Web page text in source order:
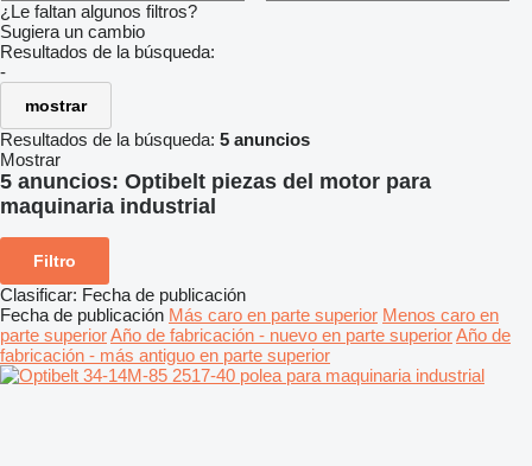
¿Le faltan algunos filtros?
Sugiera un cambio
Resultados de la búsqueda:
-
mostrar
Resultados de la búsqueda: 5 anuncios
Mostrar
5 anuncios: Optibelt piezas del motor para
maquinaria industrial
Filtro
Clasificar: Fecha de publicación
Fecha de publicación Más caro en parte superior Menos caro en
parte superiorAño de fabricación - nuevo en parte superiorAño de
fabricación - más antiguo en parte superior